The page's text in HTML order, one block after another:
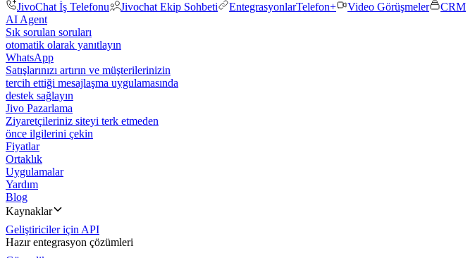
JivoChat İş Telefonu
Jivochat Ekip Sohbeti EntegrasyonlarTelefon+ Video Görüşmeler
CRM
AI Agent
Sık sorulan soruları
otomatik olarak yanıtlayın
WhatsApp
Satışlarınızı artırın ve müşterilerinizin
tercih ettiği mesajlaşma uygulamasında
destek sağlayın
Jivo Pazarlama
Ziyaretçileriniz siteyi terk etmeden
önce ilgilerini çekin
Fiyatlar
Ortaklık
Uygulamalar
Yardım
Blog
Kaynaklar
Geliştiriciler için API
Hazır entegrasyon çözümleri